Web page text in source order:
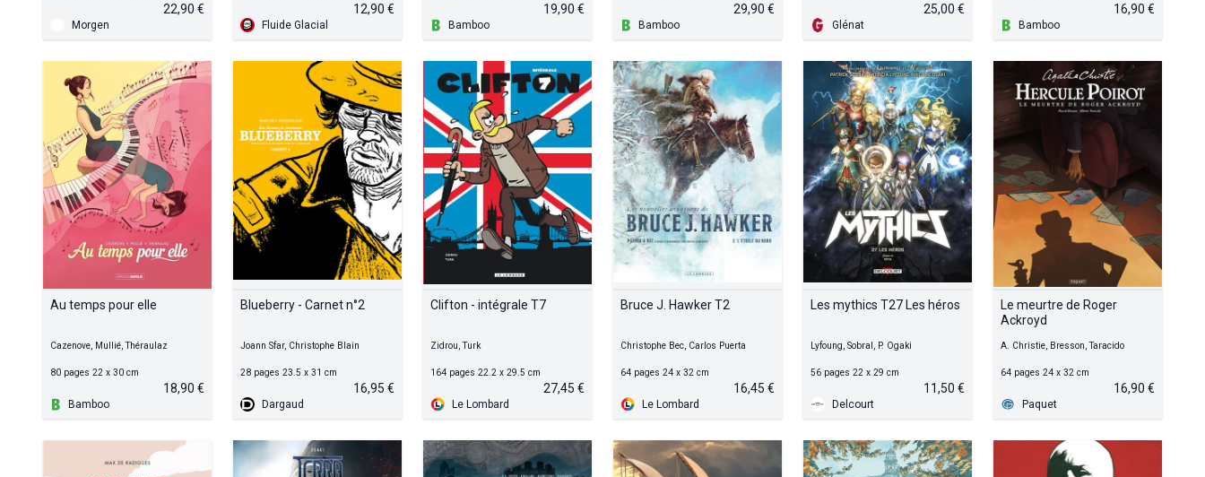
22,90 €
Morgen
12,90 €
Fluide Glacial
19,90 €
Bamboo
29,90 €
Bamboo
25,00 €
Glénat
16,90 €
Bamboo
Au temps pour elle
Cazenove, Mullié, Théraulaz
80 pages 22 x 30 cm
18,90 €
Bamboo
Blueberry - Carnet n°2
Joann Sfar, Christophe Blain
28 pages 23.5 x 31 cm
16,95 €
Dargaud
Clifton - intégrale T7
Zidrou, Turk
164 pages 22.2 x 29.5 cm
27,45 €
Le Lombard
Bruce J. Hawker T2
Christophe Bec, Carlos Puerta
64 pages 24 x 32 cm
16,45 €
Le Lombard
Les mythics T27 Les héros
Lyfoung, Sobral, P. Ogaki
56 pages 22 x 29 cm
11,50 €
Delcourt
Le meurtre de Roger
Ackroyd
A. Christie, Bresson, Taracido
64 pages 24 x 32 cm
16,90 €
Paquet